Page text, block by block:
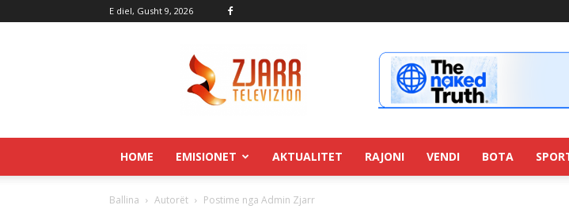
E diel, Gusht 9, 2026
HOME EMISIONET AKTUALITET RAJONI VENDI BOTA
Ballina Autorët Postime nga Admin Zjarr